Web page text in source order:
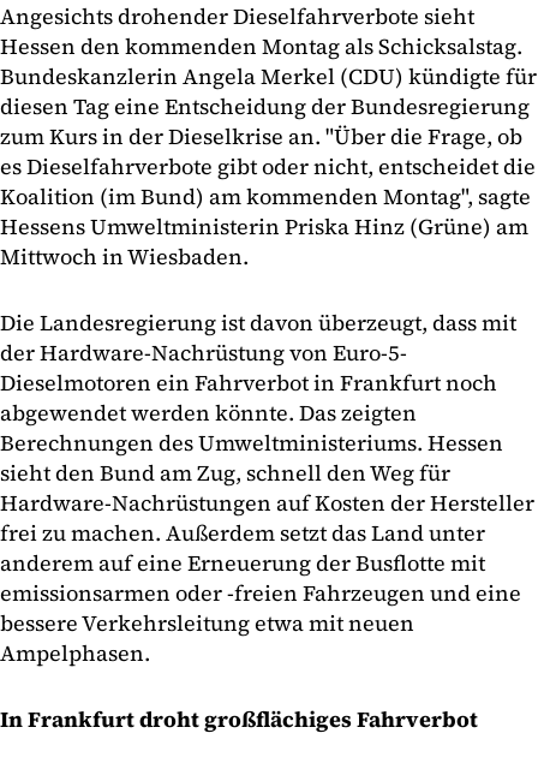
Angesichts drohender Dieselfahrverbote sieht
Hessen den kommenden Montag als Schicksalstag.
Bundeskanzlerin Angela Merkel (CDU) kündigte für
diesen Tag eine Entscheidung der Bundesregierung
zum Kurs in der Dieselkrise an. "Über die Frage, ob
es Dieselfahrverbote gibt oder nicht, entscheidet die
Koalition (im Bund) am kommenden Montag", sagte
Hessens Umweltministerin Priska Hinz (Grüne) am
Mittwoch in Wiesbaden.
Die Landesregierung ist davon überzeugt, dass mit
der Hardware-Nachrüstung von Euro-5-
Dieselmotoren ein Fahrverbot in Frankfurt noch
abgewendet werden könnte. Das zeigten
Berechnungen des Umweltministeriums. Hessen
sieht den Bund am Zug, schnell den Weg für
Hardware-Nachrüstungen auf Kosten der Hersteller
frei zu machen. Außerdem setzt das Land unter
anderem auf eine Erneuerung der Busflotte mit
emissionsarmen oder -freien Fahrzeugen und eine
bessere Verkehrsleitung etwa mit neuen
Ampelphasen.
In Frankfurt droht großflächiges Fahrverbot